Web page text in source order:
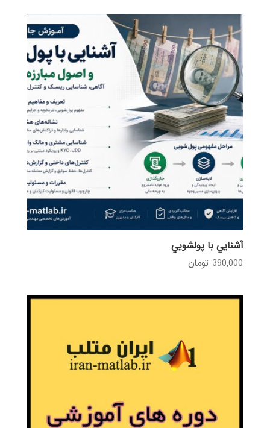
آشنايي با پولشويي
390,000 تومان